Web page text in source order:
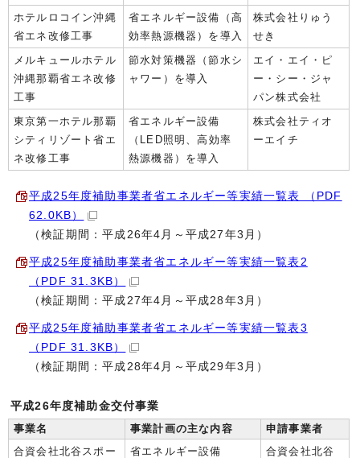
ホテルロコイン沖縄
省エネ改修工事
省エネルギー設備（高
効率熱源機器）を導入
株式会社りゅう
せき
メルキュールホテル
沖縄那覇省エネ改修
工事
節水対策機器（節水シ
ャワー）を導入
エイ・エイ・ピ
ー・シー・ジャ
パン株式会社
東京第一ホテル那覇
シティリゾート省エ
ネ改修工事
省エネルギー設備
（LED照明、高効率
熱源機器）を導入
株式会社ティオ
ーエイチ
平成25年度補助事業者省エネルギー等実績一覧表 （PDF
62.0KB）
（検証期間：平成26年4月～平成27年3月）
平成25年度補助事業者省エネルギー等実績一覧表2
（PDF 31.3KB）
（検証期間：平成27年4月～平成28年3月）
平成25年度補助事業者省エネルギー等実績一覧表3
（PDF 31.3KB）
（検証期間：平成28年4月～平成29年3月）
平成26年度補助金交付事業
事業名
事業計画の主な内容
申請事業者
合資会社北谷スポー
省エネルギー設備
合資会社北谷